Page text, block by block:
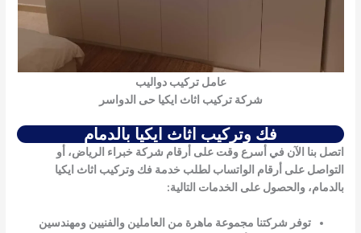
عامل تركيب دواليب
شركة تركيب اثاث ايكيا حى الدواسر
فك وتركيب اثاث ايكيا بالدمام
اتصل بنا الآن في أسرع وقت على أرقام شركة خبراء الرياض، أو
التواصل على أرقام الواتساب لطلب خدمةفك وتركيب اثاث ايكيا
بالدمام، والحصول على الخدمات التالية:
توفر شركتنا مجموعة ماهرة من العاملين والفنيين ومهندسين